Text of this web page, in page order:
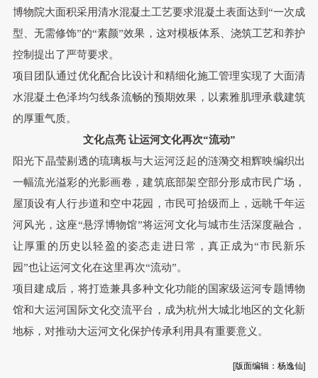
博物院大面积采用清水混凝土工艺要求混凝土表面达到“一次成
型、无需修饰”的“素颜”效果 ， 这对模板体系、浇筑工艺和养护
控制提出了严苛要求。
项目团队通过优化配合比设计和精细化施工管理实现了大面清
水混凝土色泽均匀线条流畅的预期效果 ， 以素雅肌理承载建筑
的厚重气质。
文化点亮让运河文化再次“流动”
阳光下晶莹剔透的琉璃板与大运河泛起的涟漪交相辉映编织出
一幅流光溢彩的光影画卷 ，建筑底部架空部分形成市民广场 ，
屋顶设有人行步道和空中花园
， 市民可拾级而上 ， 远眺千年运
河风光，这座“悬浮博物馆”将运河文化与城市生活深度融合 ，
让厚重的历史以轻盈的姿态走进日常 ，真正成为“市民新乐
园”也让运河文化在这里再次“流动”。
项目建成后 ， 将打造兼具多种文化功能的国家级运河专题博物
馆和大运河国际文化交流平台 ， 成为杭州大城北地区的文化新
地标， 对推动大运河文化保护传承利用具有重要意义 。
[版面编辑：杨逸仙]